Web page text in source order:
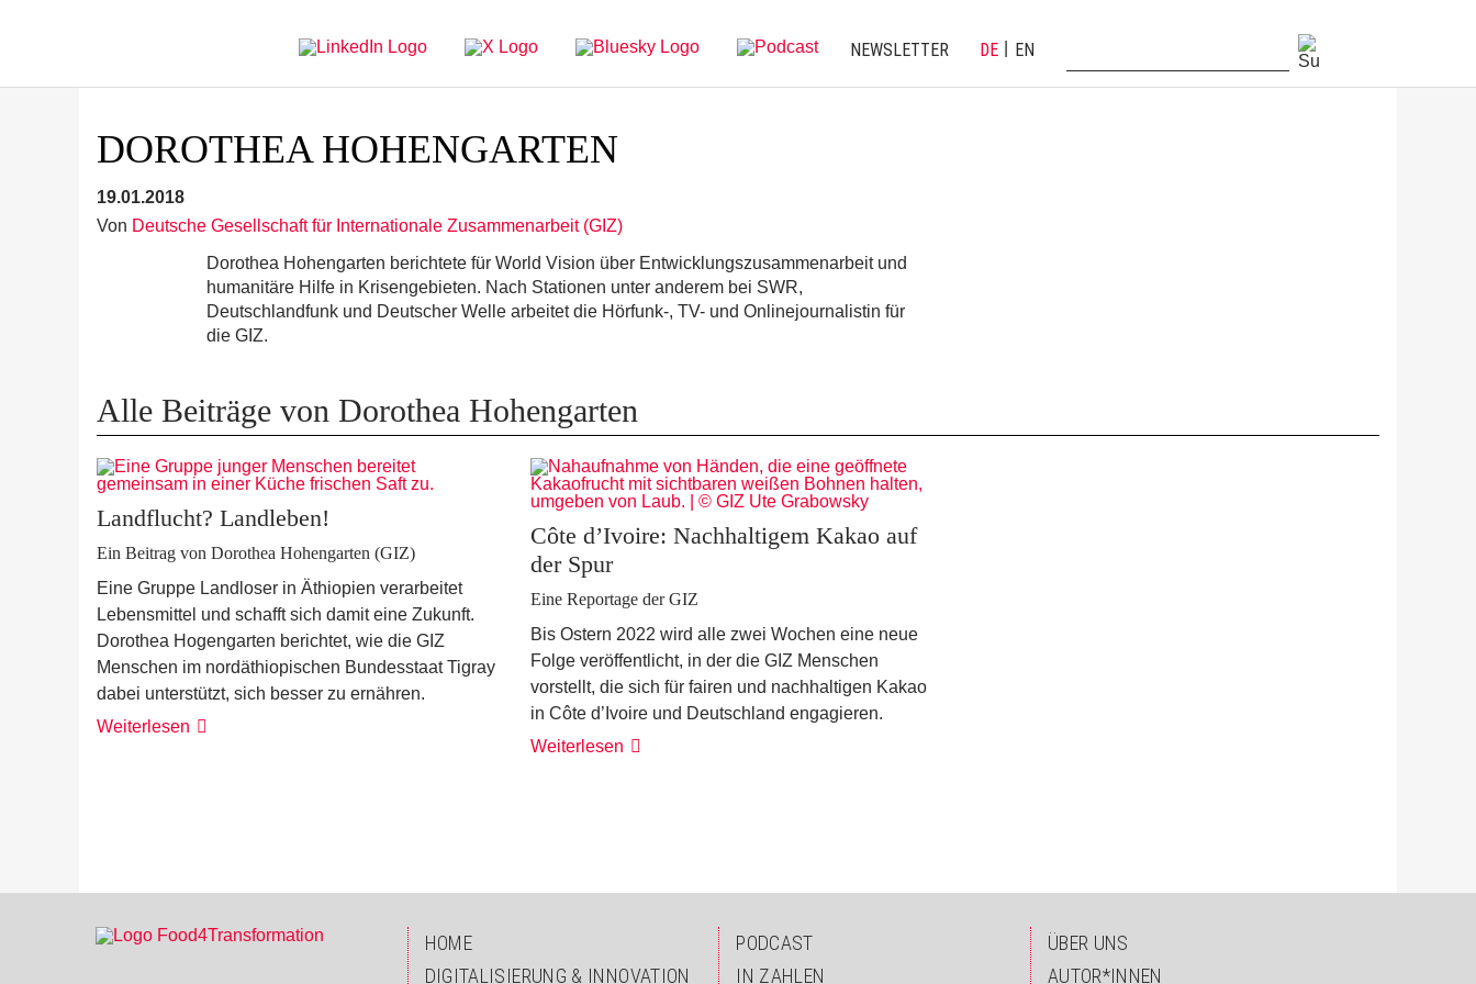
NEWSLETTER DE EN
DOROTHEA HOHENGARTEN
19.01.2018
Von Deutsche Gesellschaft für Internationale Zusammenarbeit (GIZ)
Dorothea Hohengarten berichtete für World Vision über Entwicklungszusammenarbeit und
humanitäre Hilfe in Krisengebieten. Nach Stationen unter anderem bei SWR,
Deutschlandfunk und Deutscher Welle arbeitet die Hörfunk-, TV- und Onlinejournalistin für
die GIZ.
Alle Beiträge von Dorothea Hohengarten
Landflucht? Landleben!
Ein Beitrag von Dorothea Hohengarten (GIZ)
Eine Gruppe Landloser in Äthiopien verarbeitet
Lebensmittel und schafft sich damit eine Zukunft.
Dorothea Hogengarten berichtet, wie die GIZ
Menschen im nordäthiopischen Bundesstaat Tigray
dabei unterstützt, sich besser zu ernähren.
Weiterlesen
Côte d’Ivoire: Nachhaltigem Kakao auf
der Spur
Eine Reportage der GIZ
Bis Ostern 2022 wird alle zwei Wochen eine neue
Folge veröffentlicht, in der die GIZ Menschen
vorstellt, die sich für fairen und nachhaltigen Kakao
in Côte d’Ivoire und Deutschland engagieren.
Weiterlesen
HOME
DIGITALISIERUNG & INNOVATION
PODCAST
IN ZAHLEN
ÜBER UNS
AUTOR*INNEN